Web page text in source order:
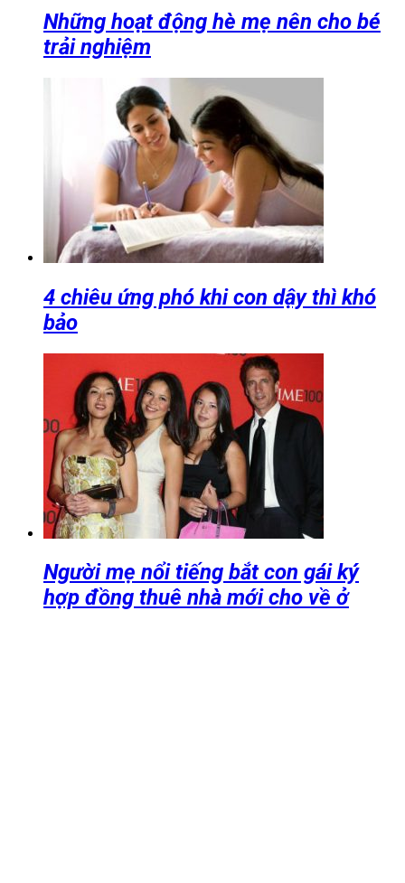
Những hoạt động hè mẹ nên cho bé
trải nghiệm
4 chiêu ứng phó khi con dậy thì khó
bảo
Người mẹ nổi tiếng bắt con gái ký
hợp đồng thuê nhà mới cho về ở